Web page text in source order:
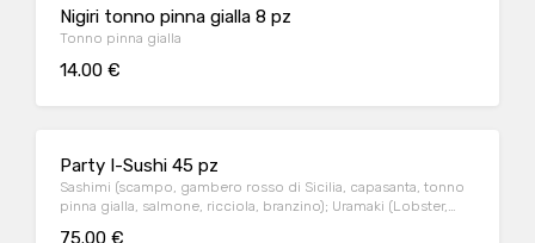
Nigiri tonno pinna gialla 8 pz
Tonno pinna gialla
14.00 €
Party I-Sushi 45 pz
Sashimi (scampo, gambero rosso di Sicilia, capasanta, tonno
pinna gialla, salmone, ricciola, branzino); Uramaki (Lobster,
75.00 €